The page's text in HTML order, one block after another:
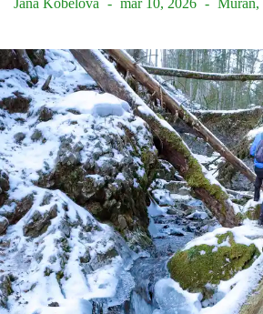
Jana Kobelová mar 10, 2026 Muráň,